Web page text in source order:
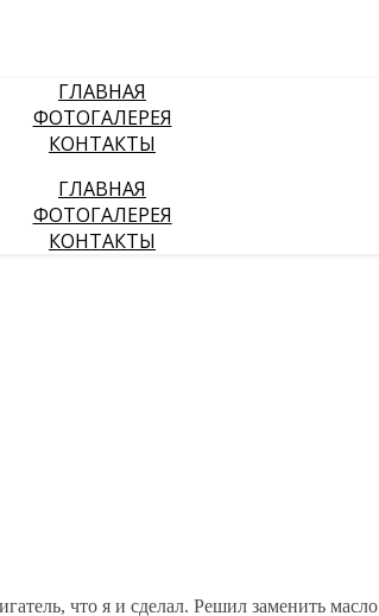
ГЛАВНАЯ
ФОТОГАЛЕРЕЯ
КОНТАКТЫ
ГЛАВНАЯ
ФОТОГАЛЕРЕЯ
КОНТАКТЫ
что я и сделал. Решил заменить масло